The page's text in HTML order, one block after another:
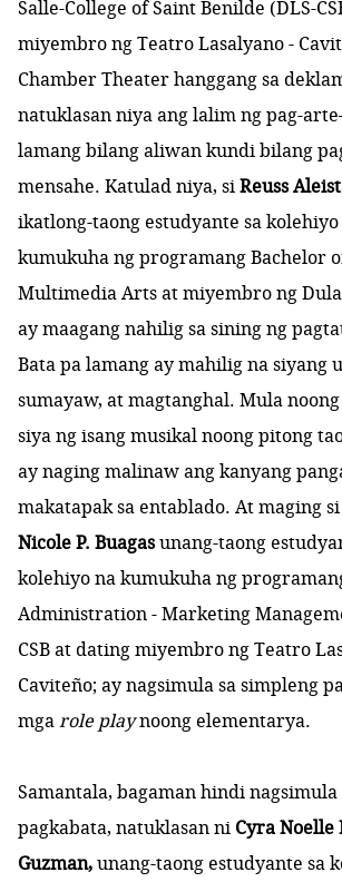
Salle-College of Saint Benilde (DLS-
miyembro ng Teatro Lasalyano -
Chamber Theaterhanggang sa
natuklasan niya ang lalim ng pag-
lamang bilang aliwan kundi bilang
mensahe. Katulad niya, siReuss
ikatlong-taong estudyante sa
kumukuha ng programang Bachelor
Multimedia Arts at miyembro ng
ay maagang nahilig sa sining ng
Bata pa lamang ay mahilig na siyang
sumayaw, at magtanghal. Mula
siya ng isang musikal noong pitong
ay naging malinaw ang kanyang
makatapak sa entablado. At maging si
Nicole P. Buagasunang-taong
kolehiyo na kumukuha ng
Administration - Marketing
CSB at dating miyembro ng Teatro
Caviteño; ay nagsimula sa simpleng
mgarole playnoong elementarya.
Samantala, bagaman hindi nagsimula
pagkabata, natuklasan ni Cyra Noelle
Guzman,unang-taong estudyante sa